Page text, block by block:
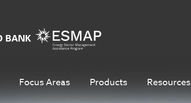
Focus Areas Products Resources